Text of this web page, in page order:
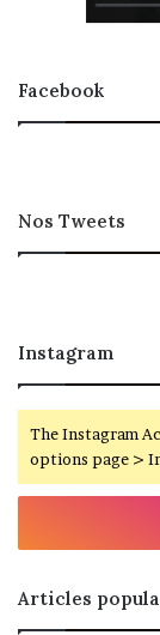
Facebook
Nos Tweets
Instagram
The Instagram
options page >
Articles